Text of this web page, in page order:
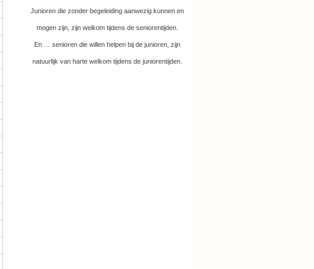
Junioren die zonder begeleiding aanwezig kunnen en
mogen zijn, zijn welkom tijdens de seniorentijden.
En … senioren die willen helpen bij de junioren, zijn
natuurlijk van harte welkom tijdens de juniorentijden.